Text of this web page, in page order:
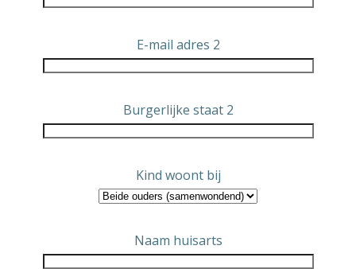
E-mail adres 2
Burgerlijke staat 2
Kind woont bij
Naam huisarts